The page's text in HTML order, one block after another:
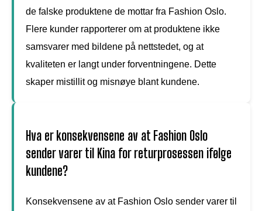
de falske produktene de mottar fra Fashion Oslo.
Flere kunder rapporterer om at produktene ikke
samsvarer med bildene på nettstedet, og at
kvaliteten er langt under forventningene. Dette
skaper mistillit og misnøye blant kundene.
Hva er konsekvensene av at Fashion Oslo
sender varer til Kina for returprosessen ifølge
kundene?
Konsekvensene av at Fashion Oslo sender varer til